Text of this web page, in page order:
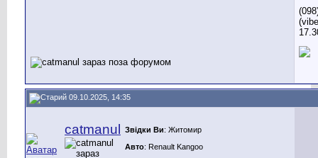
09.10.2025, 14:35
catmanul Звідки Ви: Житомир
Авто: Renault Kangoo